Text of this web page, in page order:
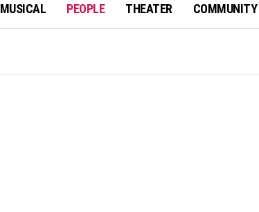
MUSICAL PEOPLE THEATER COMMUNITY